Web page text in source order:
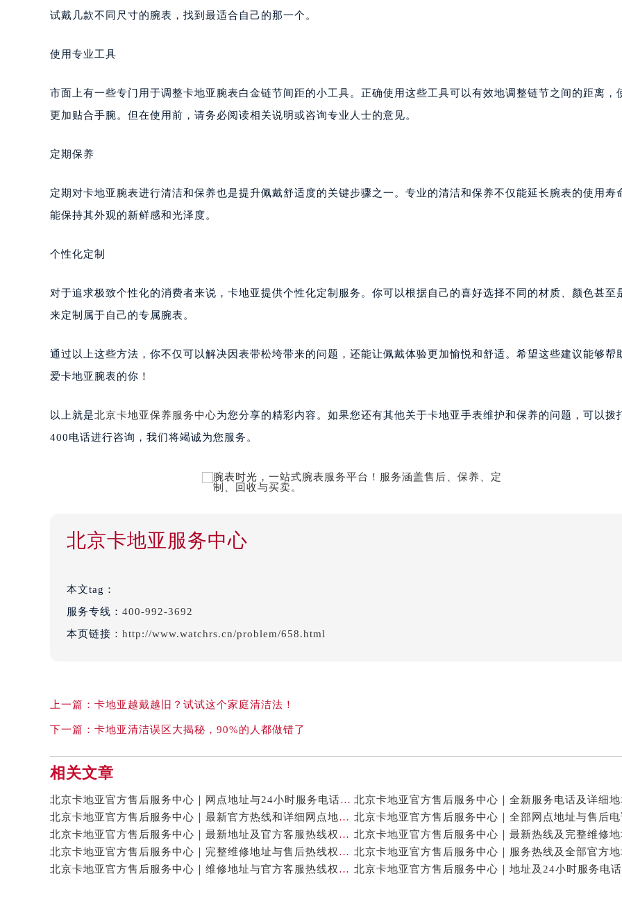
试戴几款不同尺寸的腕表，找到最适合自己的那一个。
使用专业工具
市面上有一些专门用于调整卡地亚腕表白金链节间距的小工具。正确使用这些工具可以有效地调整链节之间的距离，
更加贴合手腕。但在使用前，请务必阅读相关说明或咨询专业人士的意见。
定期保养
定期对卡地亚腕表进行清洁和保养也是提升佩戴舒适度的关键步骤之一。专业的清洁和保养不仅能延长腕表的使用寿
能保持其外观的新鲜感和光泽度。
个性化定制
对于追求极致个性化的消费者来说，卡地亚提供个性化定制服务。你可以根据自己的喜好选择不同的材质、颜色甚至
来定制属于自己的专属腕表。
通过以上这些方法，你不仅可以解决因表带松垮带来的问题，还能让佩戴体验更加愉悦和舒适。希望这些建议能够帮
爱卡地亚腕表的你！
以上就是北京卡地亚保养服务中心为您分享的精彩内容。如果您还有其他关于卡地亚手表维护和保养的问题，可以拨
400电话进行咨询，我们将竭诚为您服务。
北京卡地亚服务中心
本文tag：
服务专线： 400-992-3692
本页链接： http://www.watchrs.cn/problem/658.html
上一篇： 卡地亚越戴越旧？试试这个家庭清洁法！
下一篇： 卡地亚清洁误区大揭秘，90%的人都做错了
相关文章
北京卡地亚官方售后服务中心｜网点地址与24小时服务电话权威信息公示（2026年7月最新）
北京卡地亚官方售后服务中心｜最新官方热线和详细网点地址权威信息公示（2026年7月最新）
北京卡地亚官方售后服务中心｜最新地址及官方客服热线权威信息公示（2026年7月最新）
北京卡地亚官方售后服务中心｜完整维修地址与售后热线权威信息公示（2026年7月最新）
北京卡地亚官方售后服务中心｜维修地址与官方客服热线权威信息公示（2026年7月最新）